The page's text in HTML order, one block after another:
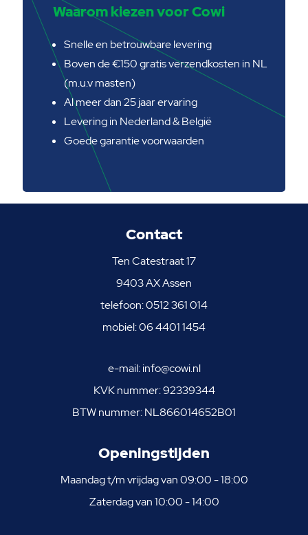
Waarom kiezen voor Cowi
Snelle en betrouwbare levering
Boven de €150 gratis verzendkosten in NL
(m.u.v masten)
Al meer dan 25 jaar ervaring
Levering in Nederland & België
Goede garantie voorwaarden
Contact
Ten Catestraat 17
9403 AX Assen
telefoon:0512 361 014
mobiel:06 4401 1454
e-mail:info@cowi.nl
KVK nummer: 92339344
BTW nummer: NL866014652B01
Openingstijden
Maandag t/m vrijdag van 09:00 - 18:00
Zaterdag van 10:00 - 14:00